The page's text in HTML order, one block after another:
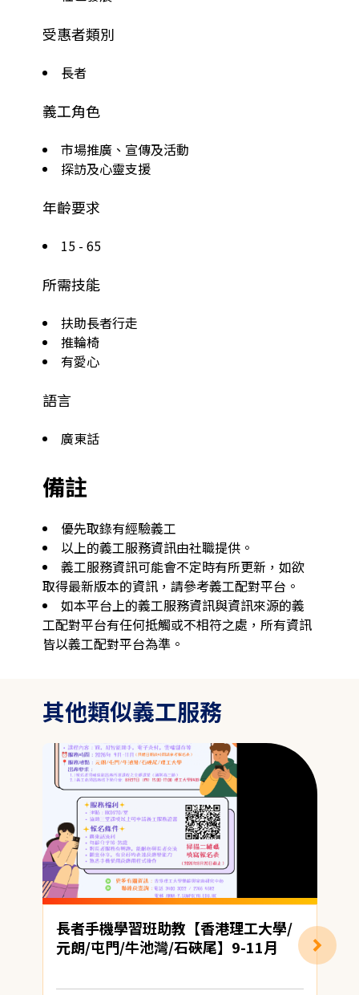
受惠者類別
長者
義工角色
市場推廣、宣傳及活動
探訪及心靈支援
年齡要求
15 - 65
所需技能
扶助長者行走
推輪椅
有愛心
語言
廣東話
備註
優先取錄有經驗義工
以上的義工服務資訊由社職提供。
義工服務資訊可能會不定時有所更新，如欲
取得最新版本的資訊，請參考義工配對平台。
如本平台上的義工服務資訊與資訊來源的義
工配對平台有任何抵觸或不相符之處，所有資訊
皆以義工配對平台為準。
其他類似義工服務
長者手機學習班助教【香港理工大學/
元朗/屯門/牛池灣/石硤尾】9-11月